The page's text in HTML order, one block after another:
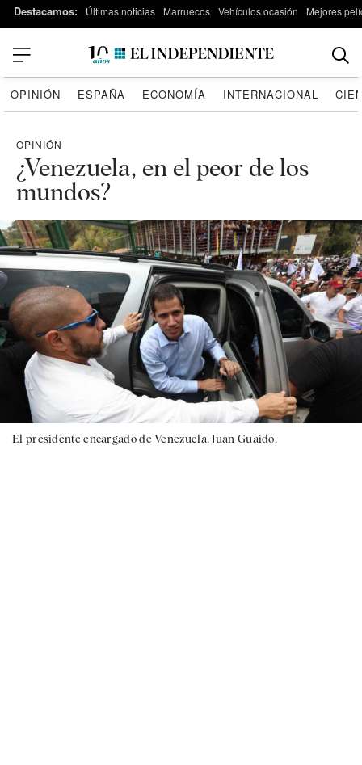
Destacamos: Últimas noticias Marruecos Vehículos ocasión Mejores
OPINIÓN ESPAÑA ECONOMÍA INTERNACIONAL
OPINIÓN
¿Venezuela, en el peor de los
mundos?
El presidente encargado de Venezuela, Juan Guaidó.